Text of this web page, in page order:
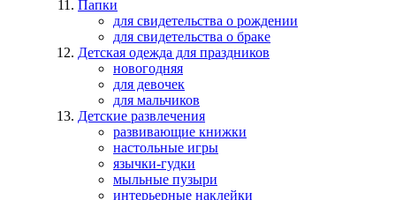
Папки
для свидетельства о рождении
для свидетельства о браке
Детская одежда для праздников
новогодняя
для девочек
для мальчиков
Детские развлечения
развивающие книжки
настольные игры
язычки-гудки
мыльные пузыри
интерьерные наклейки